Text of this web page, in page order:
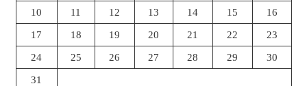
10 11 12 13 14 15 16
17 18 19 20 21 22 23
24 25 26 27 28 29 30
31